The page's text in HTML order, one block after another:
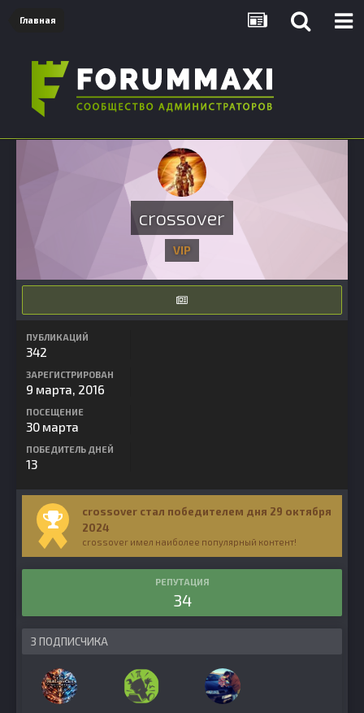
Главная
crossover
VIP
ПУБЛИКАЦИЙ
342
ЗАРЕГИСТРИРОВАН
9 марта, 2016
ПОСЕЩЕНИЕ
30 марта
ПОБЕДИТЕЛЬ ДНЕЙ
13
crossover стал победителем дня 29 октября
2024
crossover имел наиболее популярный контент!
РЕПУТАЦИЯ
34
3 ПОДПИСЧИКА